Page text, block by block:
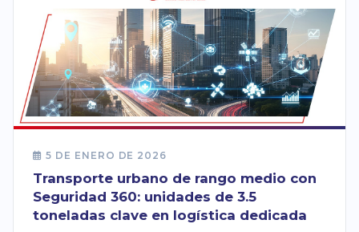
5 DE ENERO DE 2026
Transporte urbano de rango medio con
Seguridad 360: unidades de 3.5
toneladas clave en logística dedicada